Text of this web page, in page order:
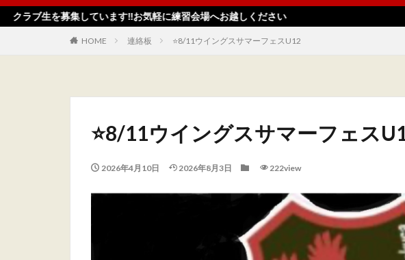
スタッフ
募集しています‼️お気軽に練習会場へお越しください
HOME 連絡板 ⭐️8/11ウイングスサマーフェスU12
⭐️8/11ウイングスサマーフェス
2026年4月10日 2026年8月3日 222view